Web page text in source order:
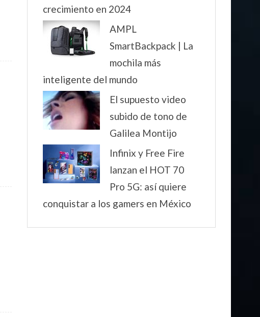
crecimiento en 2024
AMPL
SmartBackpack | La
mochila más
inteligente del mundo
El supuesto video
subido de tono de
Galilea Montijo
Infinix y Free Fire
lanzan el HOT 70
Pro 5G: así quiere
conquistar a los gamers en México